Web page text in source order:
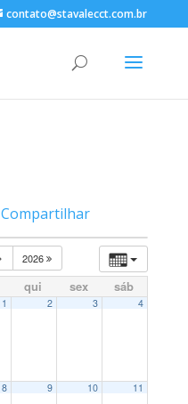
contato@stavalecct.com.br
Compartilhar
2026
qui sex sáb
1 2 3 4
8 9 10 11